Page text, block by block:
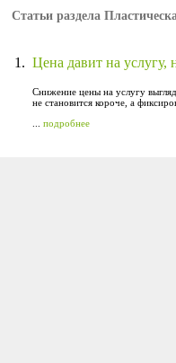
Статьи раздела
1. Цена давит на услугу,
Снижение цены на услугу
не становится короче, а
подробнее